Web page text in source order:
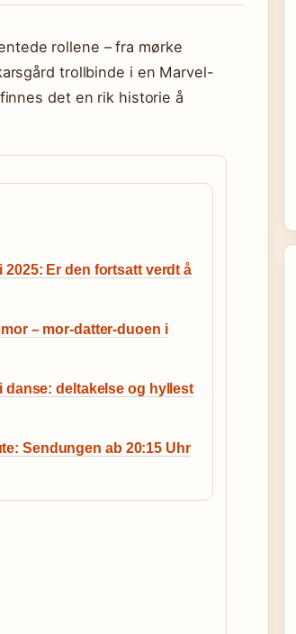
rollene – fra mørke
trollbinde i en Marvel-
det en rik historie å
2025: Er den fortsatt verdt å
– mor-datter-duoen i
danse: deltakelse og hyllest
Sendungen ab 20:15 Uhr